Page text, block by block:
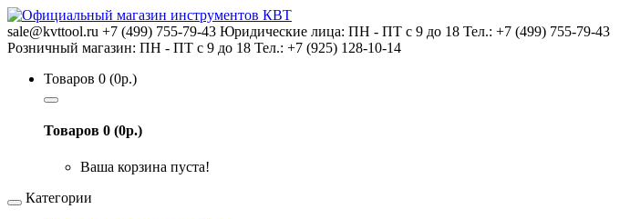
sale@kvttool.ru +7 (499) 755-79-43 Юридические лица: ПН - ПТ с 9 до 18 Тел.: +7 (499) 755-79-43
Розничный магазин: ПН - ПТ с 9 до 18 Тел.: +7 (925) 128-10-14
Товаров 0 (0р.)
Товаров 0 (0р.)
Ваша корзина пуста!
Категории